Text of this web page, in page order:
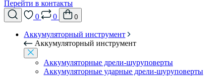
Перейти в контакты
0
0 0
Аккумуляторный инструмент
Аккумуляторный инструмент
Аккумуляторные дрели-шуруповерты
Аккумуляторные ударные дрели-шуруповерты